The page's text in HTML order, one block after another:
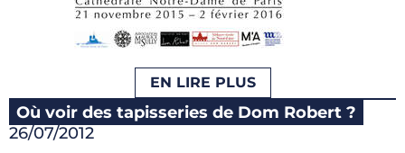
EN LIRE PLUS
Où voir des tapisseries de Dom Robert ?
26/07/2012